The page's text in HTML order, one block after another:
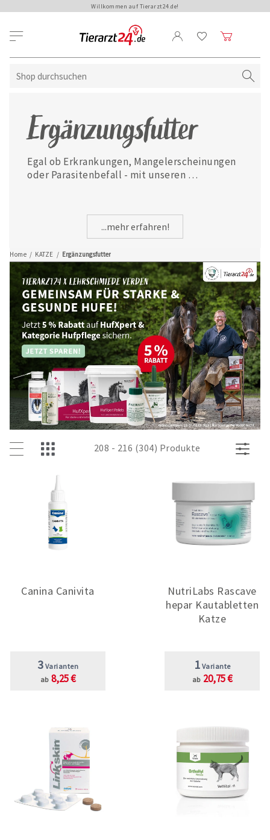
Willkommen auf Tierarzt24.de!
Home / KATZE / Ergänzungsfutter
Ergänzungsfutter
Egal ob Erkrankungen, Mangelerscheinungen
oder Parasitenbefall - mit unseren
...mehr erfahren!
208 - 216 (304) Produkte
Canina Canivita
3 Varianten
ab 8,25 €
NutriLabs Rascave
hepar Kautabletten
Katze
1 Variante
ab 20,75 €